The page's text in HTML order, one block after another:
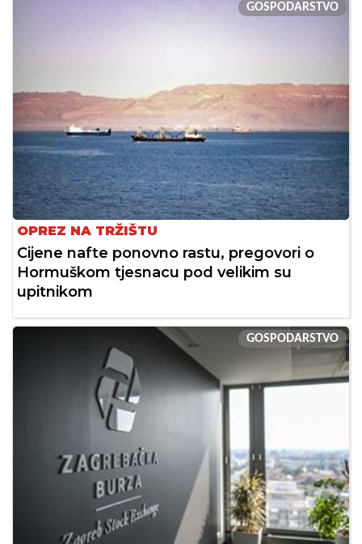
GOSPODARSTVO
OPREZ NA TRŽIŠTU
Cijene nafte ponovno rastu, pregovori o
Hormuškom tjesnacu pod velikim su
upitnikom
GOSPODARSTVO